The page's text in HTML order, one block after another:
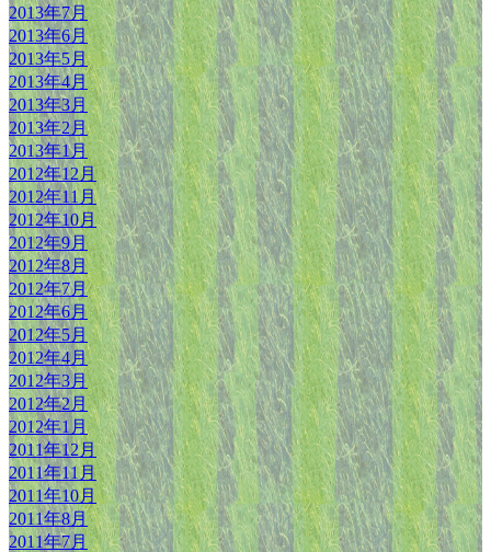
2013年7月
2013年6月
2013年5月
2013年4月
2013年3月
2013年2月
2013年1月
2012年12月
2012年11月
2012年10月
2012年9月
2012年8月
2012年7月
2012年6月
2012年5月
2012年4月
2012年3月
2012年2月
2012年1月
2011年12月
2011年11月
2011年10月
2011年8月
2011年7月